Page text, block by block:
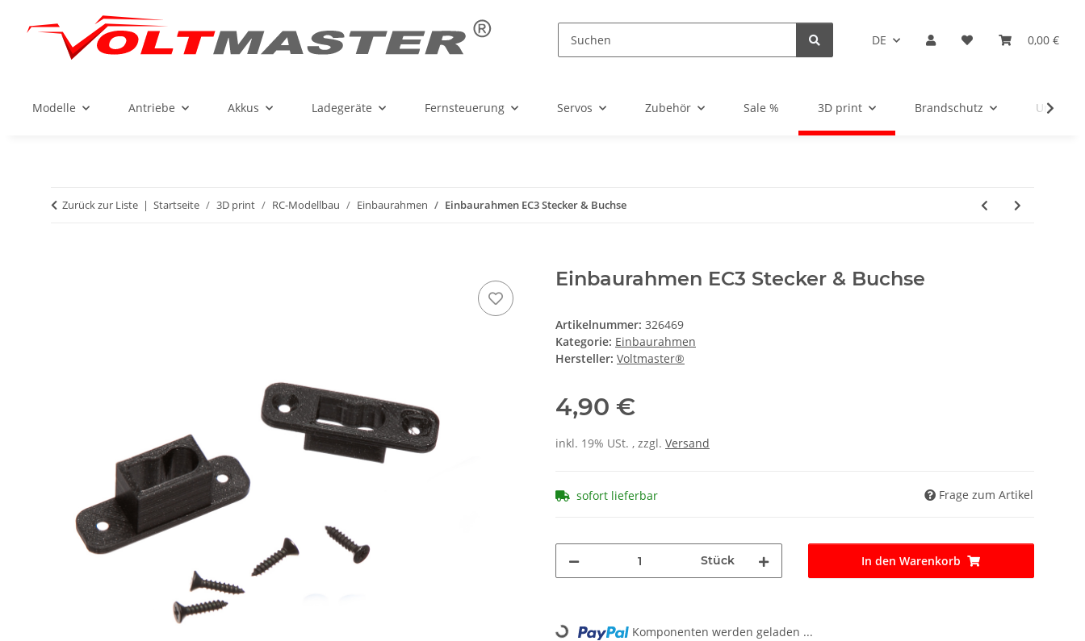
DE 0,00 €
Modelle Antriebe Akkus Ladegeräte Fernsteuerung Servos Zubehör Sale % 3D print Brandschutz
Zurück zur Liste Startseite 3D print RC-Modellbau Einbaurahmen Einbaurahmen EC3 Stecker & Buchse
Einbaurahmen EC3 Stecker & Buchse
Artikelnummer: 326469
Kategorie: Einbaurahmen
Hersteller: Voltmaster®
4,90 €
inkl. 19% USt. , zzgl. Versand
sofort lieferbar Frage zum Artikel
Stück In den Warenkorb
Loading... Komponenten werden geladen ...